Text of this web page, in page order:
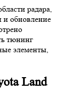
радара,
и обновление
тюнинг
элементы,
Land